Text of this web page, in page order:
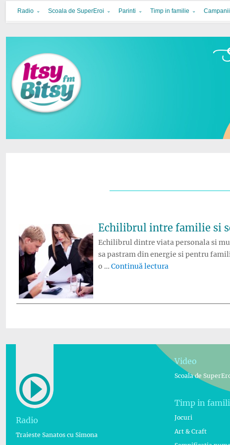
Itsy Bitsy
bucurie in familie
Radio Scoala de SuperEroi Parinti Timp in familie Campanii
Echilibrul intre familie si
Echilibrul dintre viata personala si
sa pastram din energie si pentru
o … Continuă lectura
Radio
Traieste Sanatos cu Simona
Video
Scoala de
Timp in
Jocuri
Art & Craft